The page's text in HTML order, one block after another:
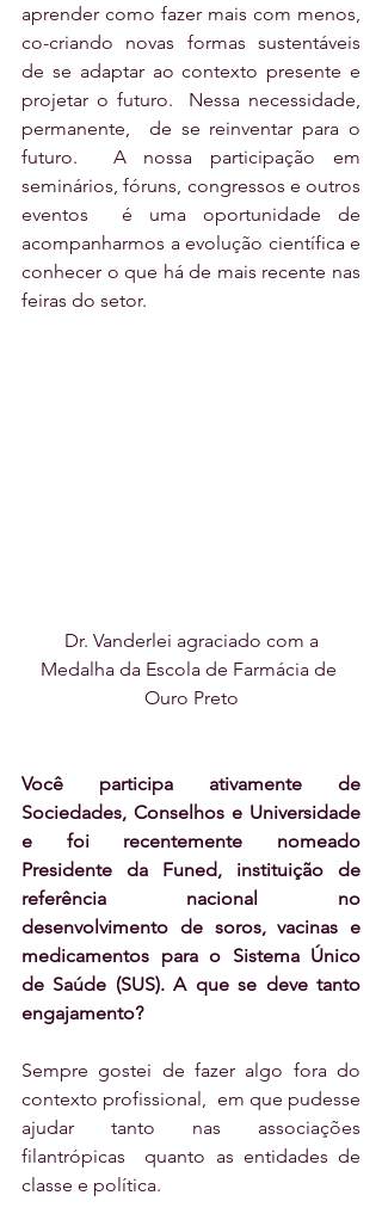
aprender como fazer mais com menos,
co-criando novas formas sustentáveis
de se adaptar ao contexto presente e
projetar o futuro.  Nessa necessidade,
permanente,  de se reinventar para o
futuro.  A nossa participação em
seminários, fóruns, congressos e outros
eventos  é uma oportunidade de
acompanharmos a evolução científica e
conhecer o que há de mais recente nas
feiras do setor.
Medalha da Escola de Farmácia de
Ouro Preto
Você participa ativamente de
Sociedades, Conselhos e Universidade
e foi recentemente nomeado
Presidente da Funed, instituição de
referência nacional no
desenvolvimento de soros, vacinas e
medicamentos para o Sistema Único
de Saúde (SUS). A que se deve tanto
engajamento?
Sempre gostei de fazer algo fora do
contexto profissional,  em que pudesse
ajudar tanto nas associações
filantrópicas  quanto as entidades de
classe e política.